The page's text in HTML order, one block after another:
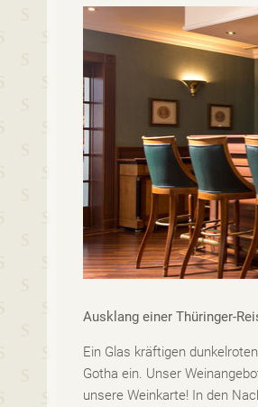
Ausklang einer Thüringer-
Ein Glas kräftigen
Gotha ein. Unser
unsere Weinkarte! In den